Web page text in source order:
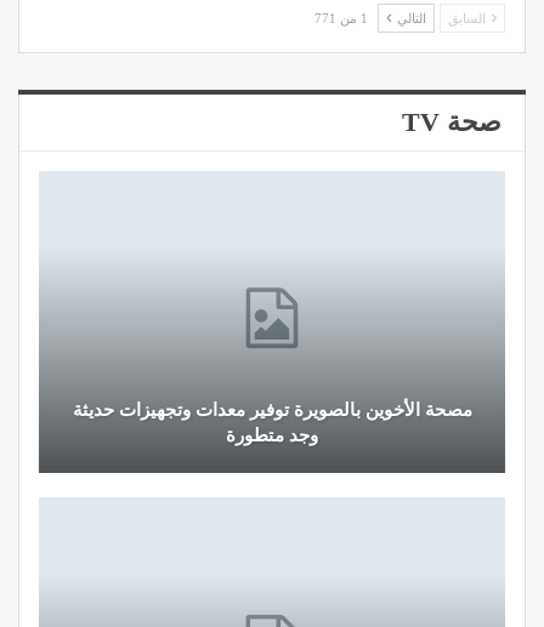
السابق التالي 1 من 771
صحة TV
مصحة الأخوين بالصويرة توفير معدات وتجهيزات حديثة
وجد متطورة